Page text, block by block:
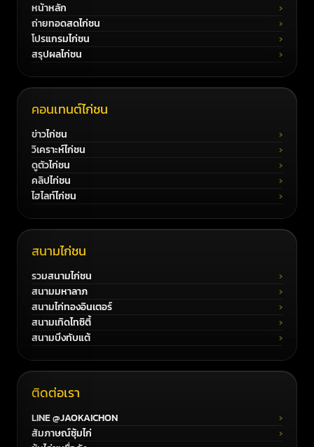
หน้าหลัก
ถ่ายทอดสดไก่ชน
โปรแกรมไก่ชน
สรุปผลไก่ชน
คอนเทนต์ไก่ชน
ข่าวไก่ชน
วิเคราะห์ไก่ชน
ดูตัวไก่ชน
คลิปไก่ชน
ไฮไลท์ไก่ชน
สนามไก่ชน
รวมสนามไก่ชน
สนามมหาลาภ
สนามไก่ทองอินเตอร์
สนามเทิดไทซิตี้
สนามบึงทับแต้
ติดต่อเรา
LINE @JAOKAICHON
สัมภาษณ์ซุ้มไก่